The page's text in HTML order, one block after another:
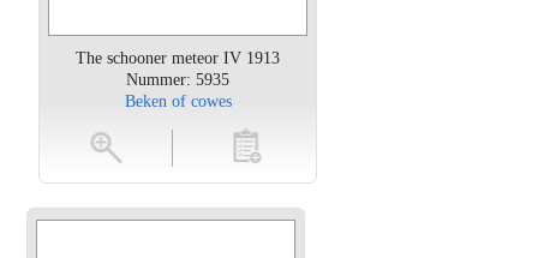
The schooner meteor IV 1913
Nummer: 5935
Beken of cowes
toevoegen